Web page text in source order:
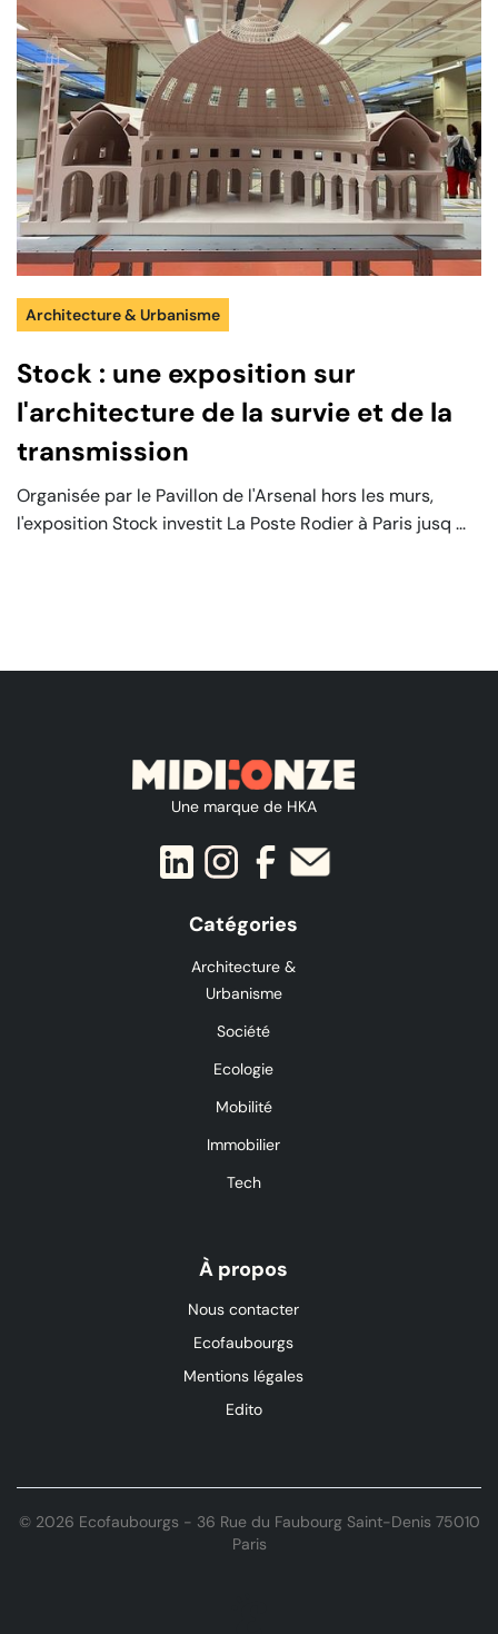
Architecture & Urbanisme
Stock : une exposition sur
l'architecture de la survie et de la
transmission
Organisée par le Pavillon de l'Arsenal hors les murs,
l'exposition Stock investit La Poste Rodier à Paris jusq ...
Une marque de HKA
Catégories
Architecture &
Urbanisme
Société
Ecologie
Mobilité
Immobilier
Tech
À propos
Nous contacter
Ecofaubourgs
Mentions légales
Edito
© 2026 Ecofaubourgs - 36 Rue du Faubourg Saint-Denis 75010
Paris